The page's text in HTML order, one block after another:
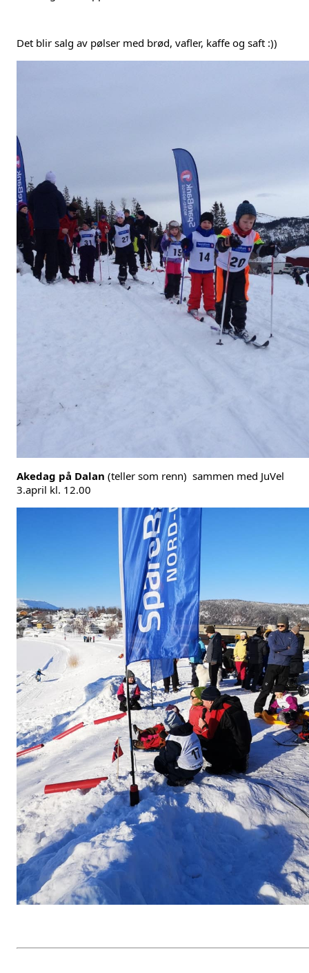
Det blir salg av pølser med brød, vafler, kaffe og saft :))
Akedag på Dalan (teller som renn)  sammen med JuVel
3.april kl. 12.00